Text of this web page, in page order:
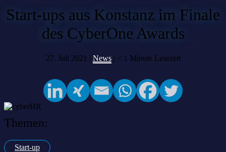
Start-ups aus Konstanz im Finale
des CyberOne Awards
27. Juli 2021 | News| < 1 Minute Lesezeit
Themen:
Start-up